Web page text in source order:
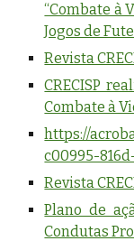
“Combate à
Jogos de
Revista
CRECISP
Combate à
https://
c00995-
Revista
Plano de
Condutas